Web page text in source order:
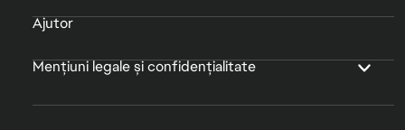
Ajutor
Mențiuni legale și confidențialitate